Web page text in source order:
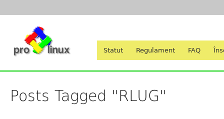
Statut Regulament FAQ
Posts Tagged "RLUG"